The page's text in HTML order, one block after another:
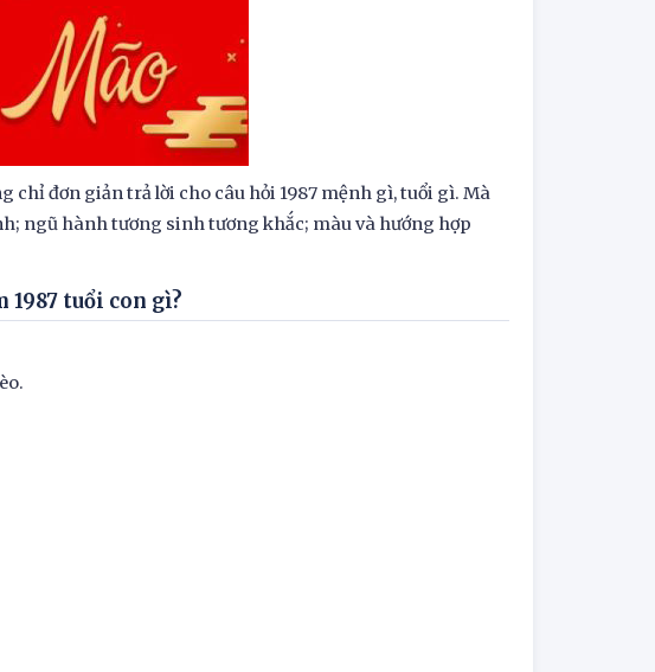
chỉ đơn giản trả lời cho câu hỏi 1987 mệnh gì, tuổi gì. Mà
ngũ hành tương sinh tương khắc; màu và hướng hợp
1987 tuổi con gì?